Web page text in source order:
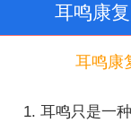
耳鸣康
耳鸣康
1. 耳鸣只是一